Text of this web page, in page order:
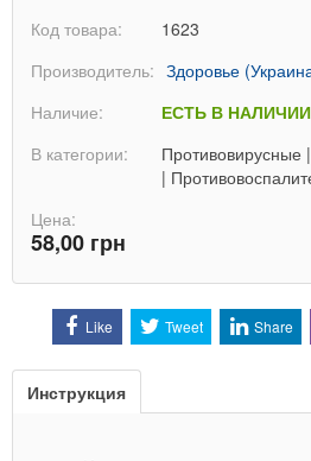
Код товара:
1623
Производитель: Здоровье
Наличие:
ЕСТЬ В НАЛИЧИИ
В категории:
Противовирусные |
|
Цена:
58,00 грн
Like Tweet Share
Инструкция